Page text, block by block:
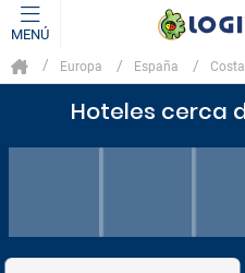
MENÚ
Europa España
Hoteles cerca